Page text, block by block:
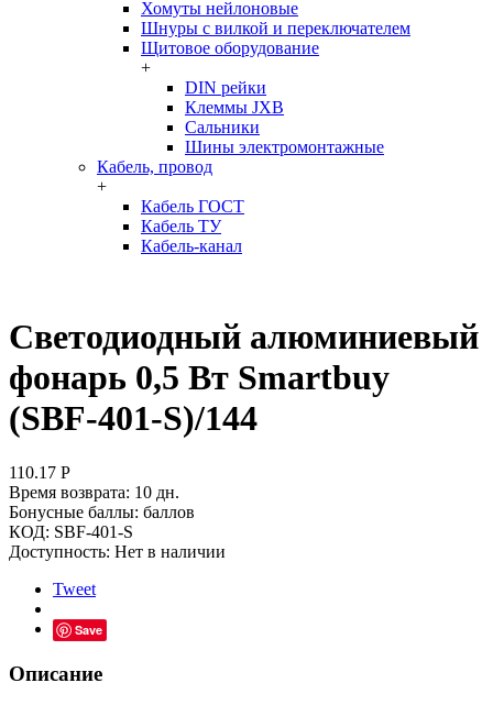
Хомуты нейлоновые
Шнуры с вилкой и переключателем
Щитовое оборудование
+
DIN рейки
Клеммы JXB
Сальники
Шины электромонтажные
Кабель, провод
+
Кабель ГОСТ
Кабель ТУ
Кабель-канал
Светодиодный алюминиевый
фонарь 0,5 Вт Smartbuy
(SBF-401-S)/144
110.17 Р
Время возврата: 10 дн.
Бонусные баллы: баллов
КОД: SBF-401-S
Доступность: Нет в наличии
Tweet
Save
Описание